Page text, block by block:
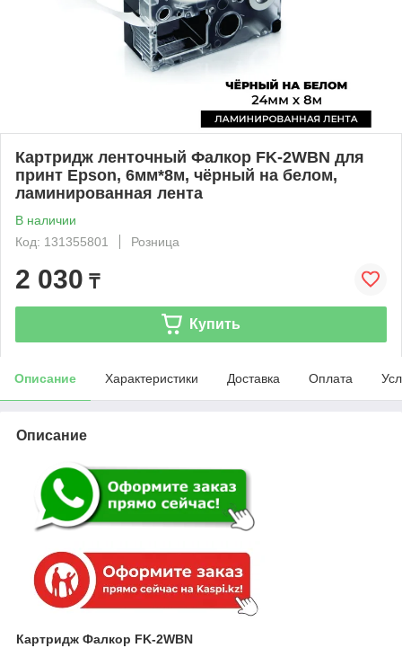
Картридж ленточный Фалкор FK-2WBN для
принт Epson, 6мм*8м, чёрный на белом,
ламинированная лента
В наличии
Код: 131355801
Розница
2 030 ₸
Купить
Описание Характеристики Доставка Оплата
Описание
Картридж Фалкор FK-2WBN